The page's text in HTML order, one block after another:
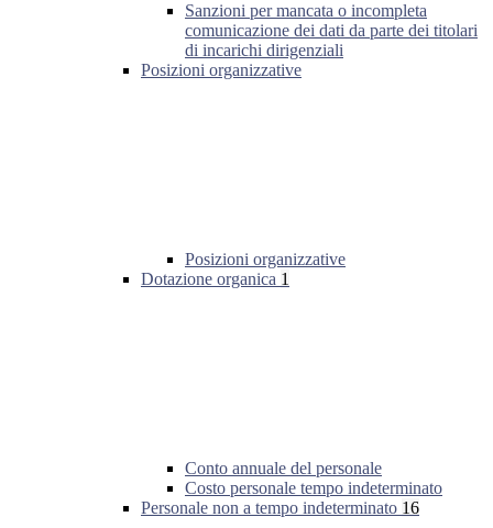
Sanzioni per mancata o incompleta
comunicazione dei dati da parte dei titolari
di incarichi dirigenziali
Posizioni organizzative
Posizioni organizzative
Dotazione organica 1
Conto annuale del personale
Costo personale tempo indeterminato
Personale non a tempo indeterminato 16